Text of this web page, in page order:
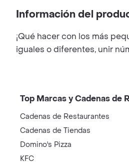
Información del
¡Qué hacer con los más
iguales o diferentes, unir
Top Marcas y Cadenas de
Cadenas de Restaurantes
Cadenas de Tiendas
Domino's Pizza
KFC